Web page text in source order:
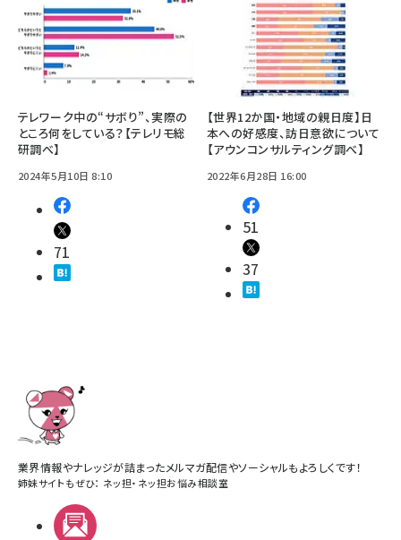
テレワーク中の“サボり”、実際の
ところ何をしている？【テレリモ総
研調べ】
2024年5月10日 8:10
71
【世界12か国・地域の親日度】日
本への好感度、訪日意欲について
【アウンコンサルティング調べ】
2022年6月28日 16:00
51
37
業界情報やナレッジが詰まったメルマガ配信やソーシャルもよろしくです！
姉妹サイトもぜひ： ネッ担・ ネッ担お悩み相談室